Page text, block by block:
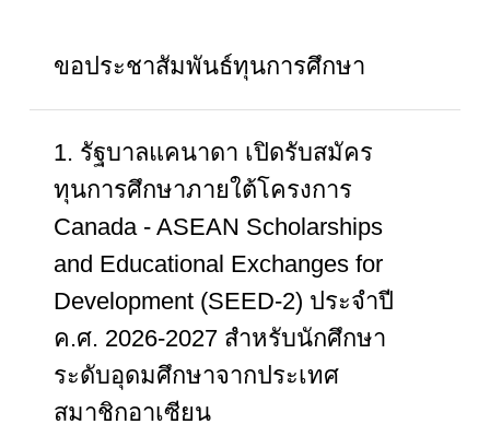
ขอประชาสัมพันธ์ทุนการศึกษา
1. รัฐบาลแคนาดา เปิดรับสมัคร
ทุนการศึกษาภายใต้โครงการ
Canada - ASEAN Scholarships
and Educational Exchanges for
Development (SEED-2) ประจำปี
ค.ศ. 2026-2027 สำหรับนักศึกษา
ระดับอุดมศึกษาจากประเทศ
สมาชิกอาเซียน